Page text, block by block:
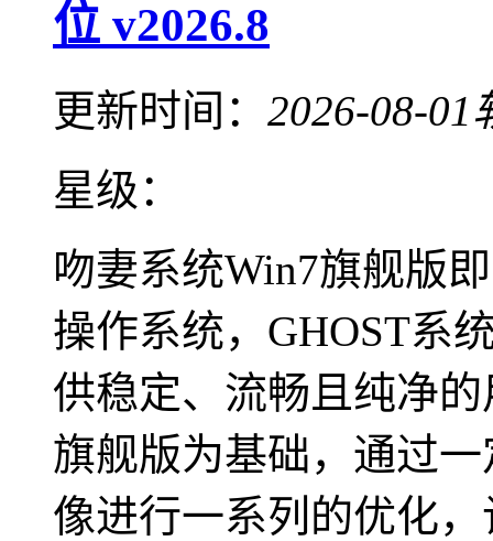
位 v2026.8
更新时间： 2026-08-01
星级：
吻妻系统Win7旗舰版
操作系统，GHOST系
供稳定、流畅且纯净
旗舰版为基础，通过
像进行一系列的优化